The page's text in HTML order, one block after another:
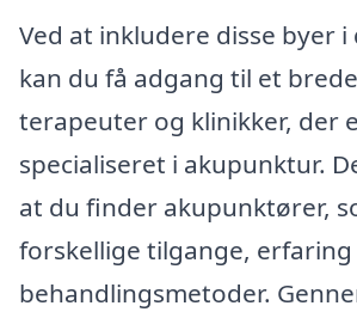
Ved at inkludere disse byer
kan du få adgang til et
terapeuter og klinikker, der
specialiseret i akupunktur.
at du finder akupunktører,
forskellige tilgange, erfaring
behandlingsmetoder.